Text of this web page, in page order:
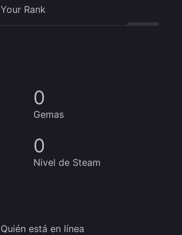
Your Rank
0
Gemas
0
Nivel de Steam
Quién está en línea